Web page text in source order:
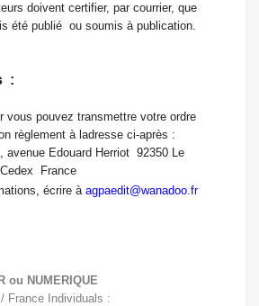
doivent certifier, par courrier, que
été publié ou soumis à publication.
:
vous pouvez transmettre votre ordre
règlement à ladresse ci-après :
Edouard Herriot  92350 Le
 France
écrire à agpaedit@wanadoo.fr
ou NUMERIQUE
/ France Individuals :